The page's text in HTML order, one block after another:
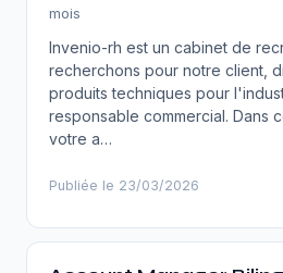
mois
Invenio-rh est un cabinet de
recherchons pour notre client,
produits techniques pour
responsable commercial. Dans
votre a…
Publiée le 23/03/2026